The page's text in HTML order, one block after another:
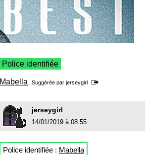
Police identifiée
Mabella Suggérée par jerseygirl
jerseygirl
14/01/2019 à 08:55
Police identifiée : Mabella